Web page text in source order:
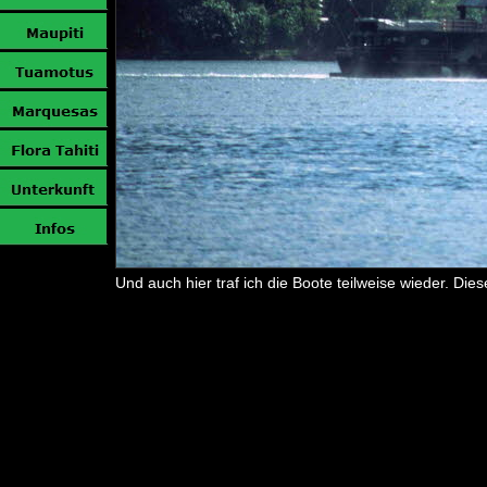
Und auch hier traf ich die Boote teilweise wieder.